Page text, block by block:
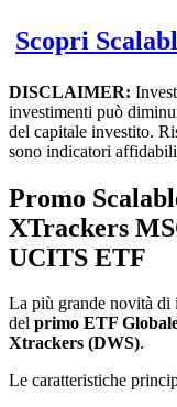
Scopri
DISCLAIMER:
investimenti può
del capitale investito.
sono indicatori
Promo
XTrackers
UCITS ETF
La più grande novità di
del primo ETF
Xtrackers (DWS).
Le caratteristiche